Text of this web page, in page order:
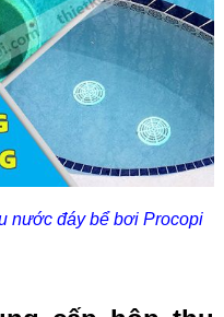
nước đáy bể bơi Procopi